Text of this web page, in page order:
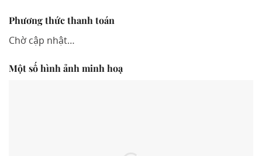
Phương thức thanh toán
Chờ cập nhật…
Một số hình ảnh minh hoạ